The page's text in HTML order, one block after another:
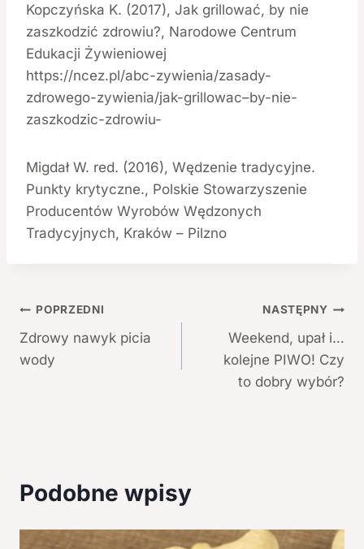
Kopczyńska K. (2017), Jak grillować, by nie
zaszkodzić zdrowiu?, Narodowe Centrum
Edukacji Żywieniowej
https://ncez.pl/abc-zywienia/zasady-
zdrowego-zywienia/jak-grillowac–by-nie-
zaszkodzic-zdrowiu-
Migdał W. red. (2016), Wędzenie tradycyjne.
Punkty krytyczne., Polskie Stowarzyszenie
Producentów Wyrobów Wędzonych
Tradycyjnych, Kraków – Pilzno
Nawigacja
wpisu
POPRZEDNI
Zdrowy nawyk picia
wody
NASTĘPNY
Weekend, upał i…
kolejne PIWO! Czy
to dobry wybór?
Podobne wpisy